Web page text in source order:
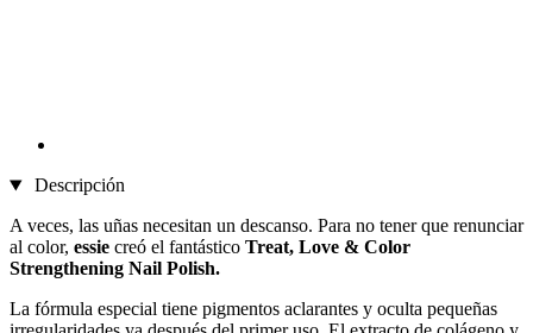
Descripción
A veces, las uñas necesitan un descanso. Para no tener que renunciar
al color, essie creó el fantástico Treat, Love & Color
Strengthening Nail Polish.
La fórmula especial tiene pigmentos aclarantes y oculta pequeñas